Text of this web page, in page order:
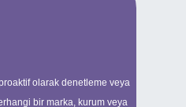
olarak denetleme veya
bir marka, kurum veya